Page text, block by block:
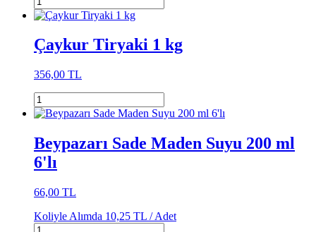
Çaykur Tiryaki 1 kg
356,00 TL
Beypazarı Sade Maden Suyu 200 ml
6'lı
66,00 TL
Koliyle Alımda 10,25 TL /Adet